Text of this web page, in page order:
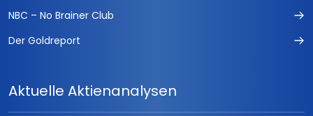
NBC – No Brainer Club
Der Goldreport
Aktuelle Aktienanalysen